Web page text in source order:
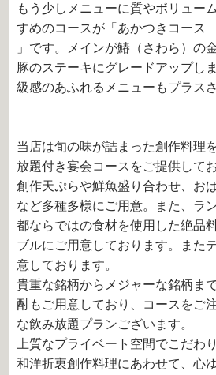
もう少しメニューに質やボリュー
すめのコースが「あかつきコース
」です。メインが鰆（さわら）の
豚のステーキにグレードアップし
級感のあふれるメニューもプラス
当店は旬の味が詰まった創作料理
放題付き宴会コースをご提供して
創作天ぷらや鮮魚盛り合わせ、お
など多種多様にご用意。また、ラ
都ならではの食材を使用した絶品
ブルにご用意しております。また
意しております。
貴重な銘柄からメジャーな銘柄ま
酎もご用意しており、コースをご
な飲み放題プランございます。
上質なプライベート空間でこだわ
和洋折衷創作料理にあわせて、心